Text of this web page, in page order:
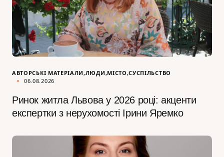
АВТОРСЬКІ МАТЕРІАЛИ ЛЮДИ МІСТО СУСПІЛЬСТВО
06.08.2026
Ринок житла Львова у 2026 році: акценти
експертки з нерухомості Ірини Яремко